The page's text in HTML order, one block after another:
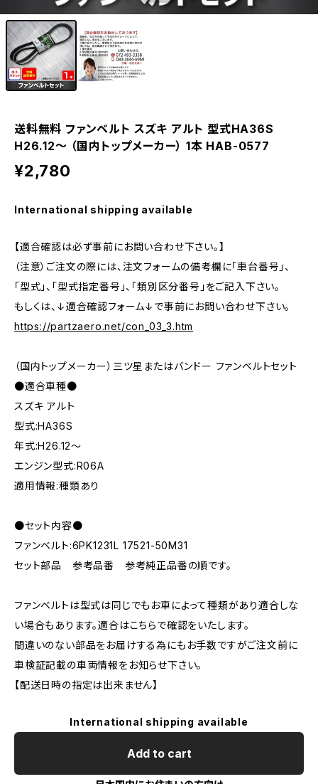
送料無料 ファンベルト スズキ アルト 型式HA36S
H26.12～ （国内トップメーカー） 1本 HAB-0577
¥2,780
International shipping available
【適合確認は必ず事前にお問い合わせ下さい。】
（注意）ご注文の際には、注文フォームの備考欄に「車台番号」、
「型式」、「型式指定番号」、「類別区分番号」をご記入下さい。
もしくは、↓適合確認フォーム↓で事前にお問い合わせ下さい。
https://partzaero.net/con_03_3.htm
（国内トップメーカー）三ツ星またはバンドー ファンベルトセット
●適合車種●
スズキ アルト
型式:HA36S
年式:H26.12～
エンジン型式:R06A
適用情報:種類あり
●セット内容●
ファンベルト:6PK1231L 17521-50M31
セット部品 参考品番 参考純正品番の順です。
ファンベルトは型式は同じでもお車によって種類があり適合しな
い場合もあります。適合はこちらで確認をいたします。
間違いのない部品をお届けする為にもお手数ですがご注文前に
車検証記載の車両情報をお知らせ下さい。
【配送日時の指定は出来ません】
International shipping available
Add to cart